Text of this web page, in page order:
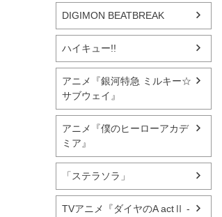
DIGIMON BEATBREAK
ハイキュー!!
アニメ『銀河特急 ミルキー☆
サブウェイ』
アニメ『僕のヒーローアカデ
ミア』
「ステラソラ」
TVアニメ『ダイヤのA actⅡ -